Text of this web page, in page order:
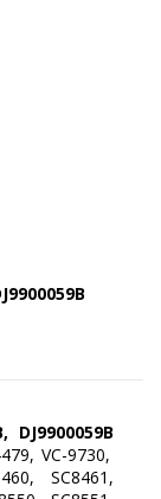
DJ9900059B
VC-9730,
SC8461,